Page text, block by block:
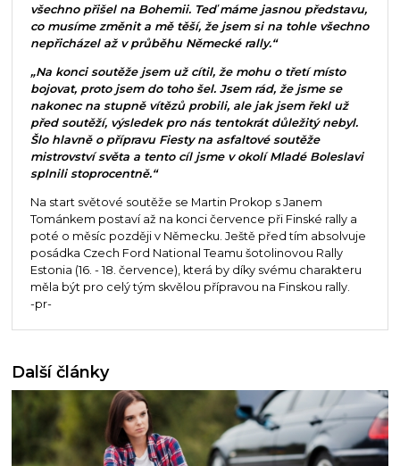
všechno přišel na Bohemii. Teď máme jasnou představu,
co musíme změnit a mě těší, že jsem si na tohle všechno
nepřicházel až v průběhu Německé rally.“
„Na konci soutěže jsem už cítil, že mohu o třetí místo
bojovat, proto jsem do toho šel. Jsem rád, že jsme se
nakonec na stupně vítězů probili, ale jak jsem řekl už
před soutěží, výsledek pro nás tentokrát důležitý nebyl.
Šlo hlavně o přípravu Fiesty na asfaltové soutěže
mistrovství světa a tento cíl jsme v okolí Mladé Boleslavi
splnili stoprocentně.“
Na start světové soutěže se Martin Prokop s Janem
Tománkem postaví až na konci července při Finské rally a
poté o měsíc později v Německu. Ještě před tím absolvuje
posádka Czech Ford National Teamu šotolinovou Rally
Estonia (16. - 18. července), která by díky svému charakteru
měla být pro celý tým skvělou přípravou na Finskou rally.
-pr-
Další články